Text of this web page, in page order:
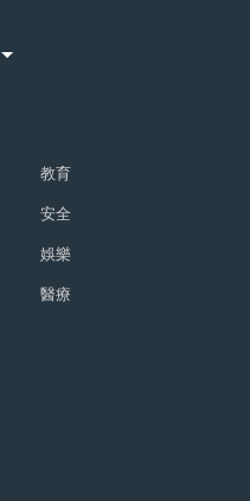
教育
安全
娛樂
醫療